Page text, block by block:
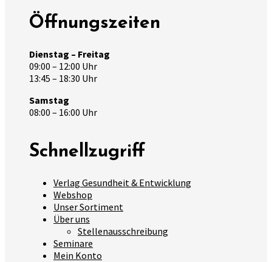
Öffnungszeiten
Dienstag – Freitag
09:00 – 12:00 Uhr
13:45 – 18:30 Uhr
Samstag
08:00 – 16:00 Uhr
Schnellzugriff
Verlag Gesundheit & Entwicklung
Webshop
Unser Sortiment
Über uns
Stellenausschreibung
Seminare
Mein Konto